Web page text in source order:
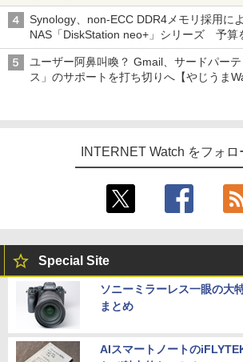
ち・ざ・ろーど！その14】【空いた時間
Synology、non-ECC DDR4メモリ採用に
NAS「DiskStation neo+」シリーズ 予算
ECCメモリへのアップグレードも可能
ユーザー阿鼻叫喚？ Gmail、サードパー
ス」のサポートを打ち切りへ【やじうま
INTERNET Watch をフォロ
Special Site
ソニーミラーレス一眼の大
まとめ
AIスマートノートの